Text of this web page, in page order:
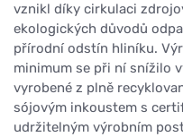
vznikl díky cirkulaci
ekologických důvodů
přírodní odstín hliníku.
minimum se při ní snížilo
vyrobené z plně
sójovým inkoustem s
udržitelným výrobním